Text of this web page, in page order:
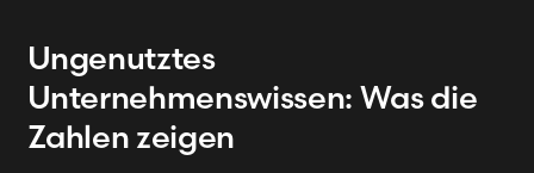
Ungenutztes
Unternehmenswissen: Was die
Zahlen zeigen